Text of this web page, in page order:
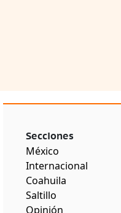
Secciones
México
Internacional
Coahuila
Saltillo
Opinión